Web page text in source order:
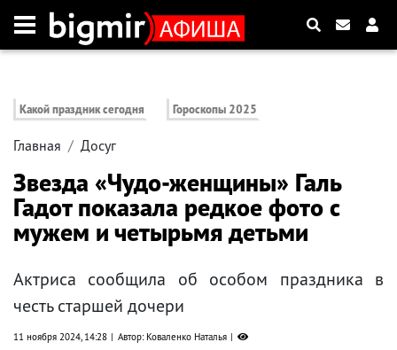
Какой праздник сегодня Гороскопы 2025
Главная Досуг
Звезда «Чудо-женщины» Галь
Гадот показала редкое фото с
мужем и четырьмя детьми
Актриса сообщила об особом праздника в
честь старшей дочери
11 ноября 2024, 14:28 Автор: Коваленко Наталья